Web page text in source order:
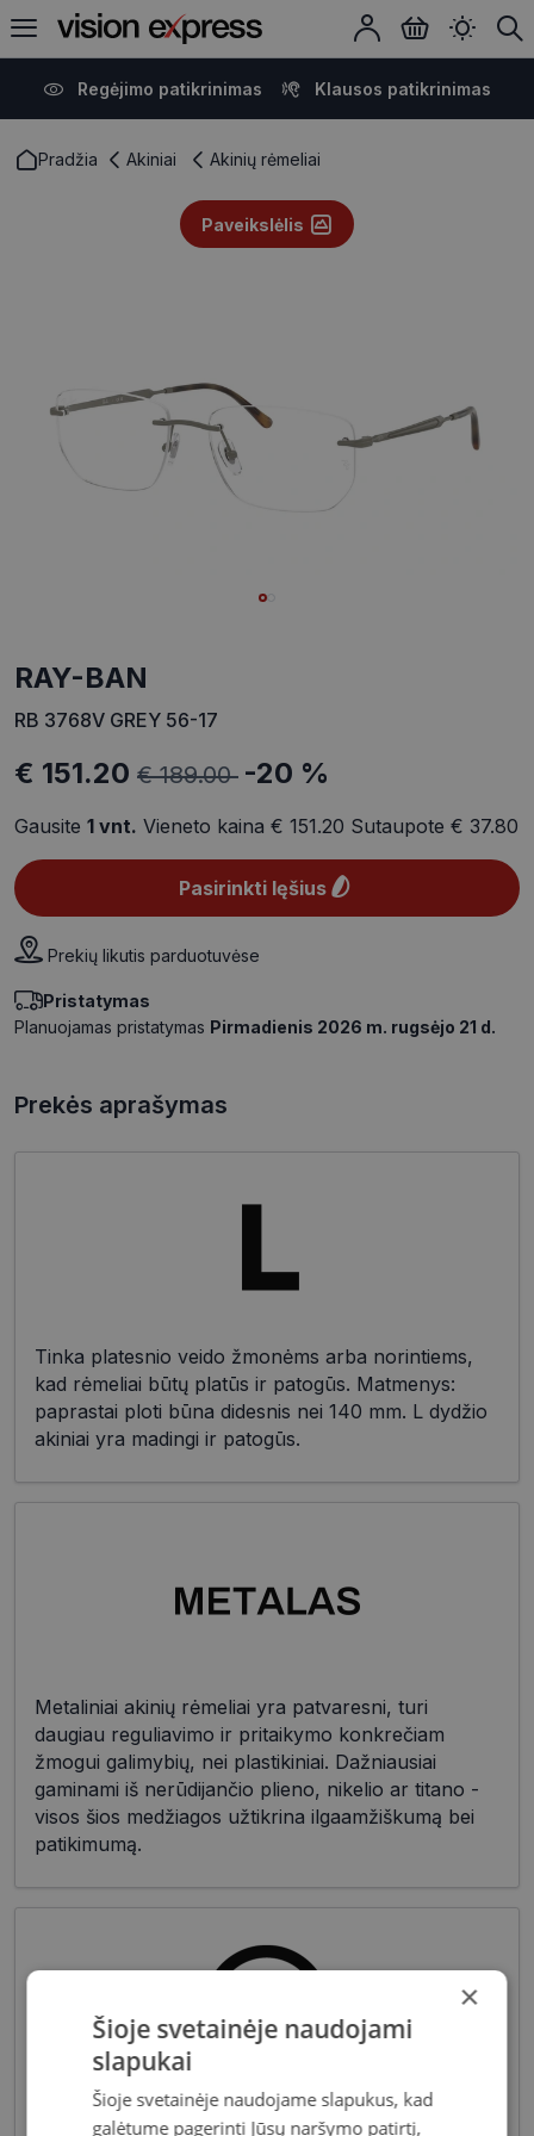
Regėjimo patikrinimas Klausos patikrinimas
Pradžia Akiniai Akinių rėmeliai
Paveikslėlis
RAY-BAN
RB 3768V GREY 56-17
€ 151.20 € 189.00 -20 %
Gausite 1 vnt. Vieneto kaina € 151.20 Sutaupote € 37.80
Pasirinkti lęšius
Prekių likutis parduotuvėse
Pristatymas
Planuojamas pristatymas Pirmadienis 2026 m. rugsėjo 21 d.
Prekės aprašymas
Tinka platesnio veido žmonėms arba norintiems,
kad rėmeliai būtų platūs ir patogūs. Matmenys:
paprastai ploti būna didesnis nei 140 mm. L dydžio
akiniai yra madingi ir patogūs.
Metaliniai akinių rėmeliai yra patvaresni, turi
daugiau reguliavimo ir pritaikymo konkrečiam
žmogui galimybių, nei plastikiniai. Dažniausiai
gaminami iš nerūdijančio plieno, nikelio ar titano -
visos šios medžiagos užtikrina ilgaamžiškumą bei
patikimumą.
Pagrindiniai reikalavimai, keliami vyriškiems
×
Šioje svetainėje naudojami
slapukai
Šioje svetainėje naudojame slapukus, kad
galėtume pagerinti Jūsų naršymo patirtį,